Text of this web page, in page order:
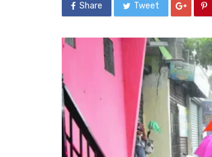
Share Tweet